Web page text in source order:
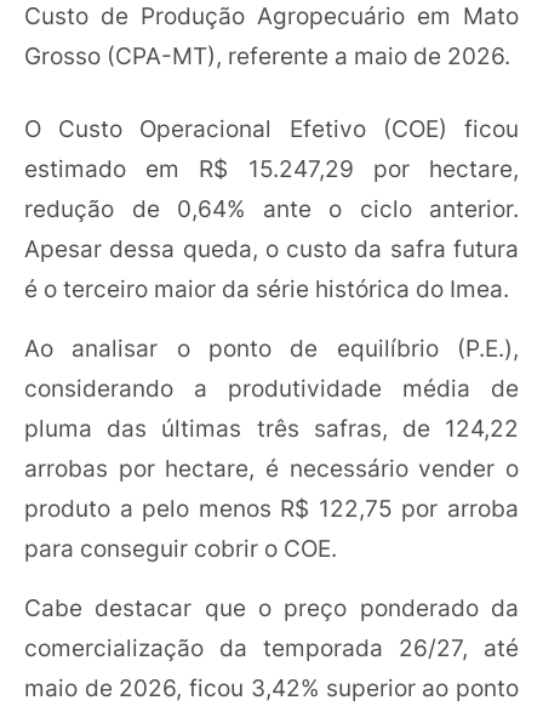
Custo de Produção Agropecuário em Mato
Grosso (CPA-MT), referente a maio de 2026.
O Custo Operacional Efetivo (COE) ficou
estimado em R$ 15.247,29 por hectare,
redução de 0,64% ante o ciclo anterior.
Apesar dessa queda, o custo da safra futura
é o terceiro maior da série histórica do Imea.
Ao analisar o ponto de equilíbrio (P.E.),
considerando a produtividade média de
pluma das últimas três safras, de 124,22
arrobas por hectare, é necessário vender o
produto a pelo menos R$ 122,75 por arroba
para conseguir cobrir o COE.
Cabe destacar que o preço ponderado da
comercialização da temporada 26/27, até
maio de 2026, ficou 3,42% superior ao ponto